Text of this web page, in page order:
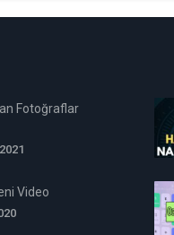
Fotoğraflar
Video